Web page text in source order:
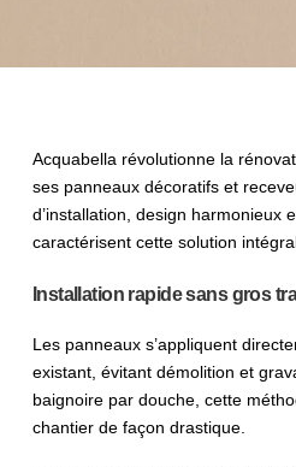
Acquabella révolutionne la
ses panneaux décoratifs et
d’installation, design harmonieux
caractérisent cette solution
Installation rapide sans gros
Les panneaux s’appliquent
existant, évitant démolition et
baignoire par douche, cette
chantier de façon drastique.